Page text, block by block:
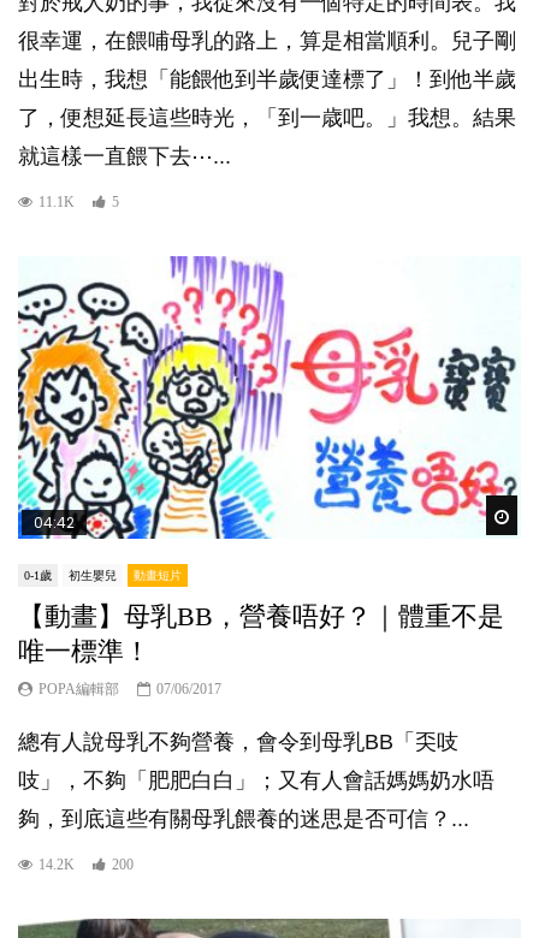
很幸運，在餵哺母乳的路上，算是相當順利。兒子剛
出生時，我想「能餵他到半歲便達標了」！到他半歲
了，便想延長這些時光，「到一歳吧。」我想。結果
就這樣一直餵下去⋯...
11.1K 5
04:42
0-1歲 初生嬰兒 動畫短片
【動畫】母乳BB，營養唔好？｜體重不是
唯一標準！
POPA編輯部 07/06/2017
總有人說母乳不夠營養，會令到母乳BB「奀吱
吱」，不夠「肥肥白白」；又有人會話媽媽奶水唔
夠，到底這些有關母乳餵養的迷思是否可信？...
14.2K 200